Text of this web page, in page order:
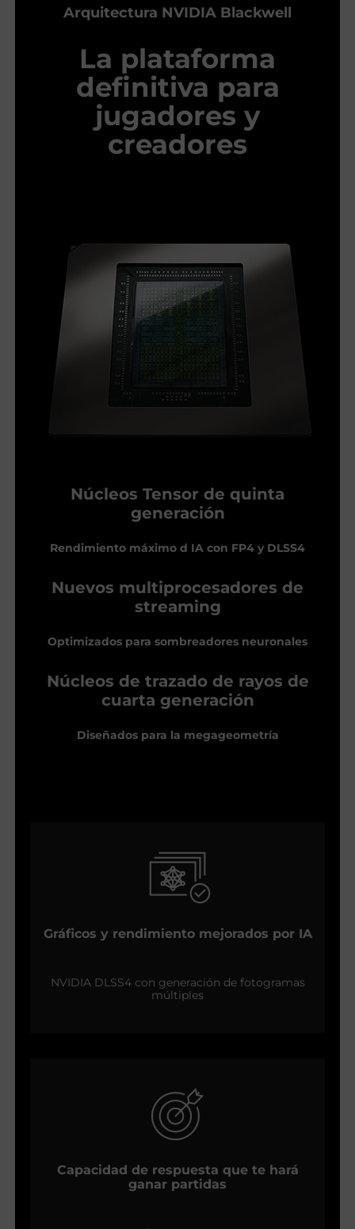
Arquitectura NVIDIA Blackwell
La plataforma
definitiva para
jugadores y
creadores
Núcleos Tensor de quinta
generación
Rendimiento máximo d IA con FP4 y DLSS4
Nuevos multiprocesadores de
streaming
Optimizados para sombreadores neuronales
Núcleos de trazado de rayos de
cuarta generación
Diseñados para la megageometría
Gráficos y rendimiento mejorados por IA
NVIDIA DLSS4 con generación de fotogramas
múltiples
Capacidad de respuesta que te hará
ganar partidas